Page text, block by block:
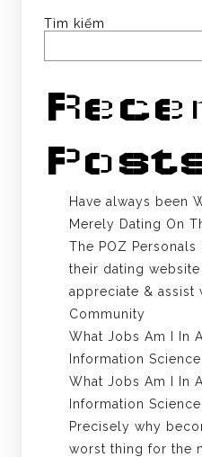
Tìm kiếm
Have always been
Merely Dating On
The POZ
their dating
appreciate & assist
Community
What Jobs Am I In
Information
What Jobs Am I In
Information
Precisely why
worst thing for the